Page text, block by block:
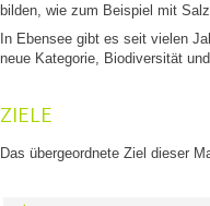
bilden, wie zum Beispiel mit
In Ebensee gibt es seit vielen
neue Kategorie, Biodiversität
ZIELE
Das übergeordnete Ziel dieser